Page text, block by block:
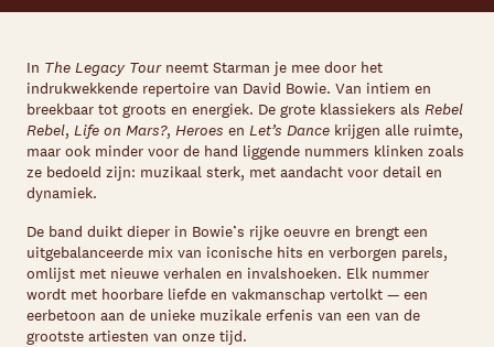
In The Legacy Tourneemt Starman je mee door het
indrukwekkende repertoire van David Bowie. Van intiem en
breekbaar tot groots en energiek. De grote klassiekers als Rebel
Rebel, Life on Mars?, Heroes en Let’s Dance krijgen alle ruimte,
maar ook minder voor de hand liggende nummers klinken zoals
ze bedoeld zijn: muzikaal sterk, met aandacht voor detail en
dynamiek.
De band duikt dieper in Bowie’s rijke oeuvre en brengt een
uitgebalanceerde mix van iconische hits en verborgen parels,
omlijst met nieuwe verhalen en invalshoeken. Elk nummer
wordt met hoorbare liefde en vakmanschap vertolkt — een
eerbetoon aan de unieke muzikale erfenis van een van de
grootste artiesten van onze tijd.